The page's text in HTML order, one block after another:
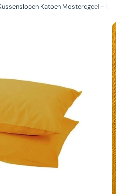
Katoen Mosterdgeel -